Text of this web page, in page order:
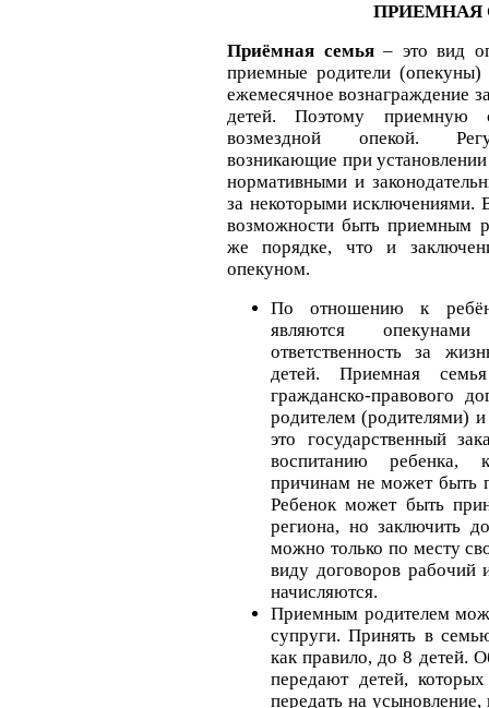
ПРИЕМНАЯ
Приёмная семья– это вид
приемные родители (опекуны)
ежемесячное вознаграждение
детей. Поэтому приемную
возмездной опекой.
возникающие при
нормативными и
за некоторыми исключениями.
возможности быть приемным
же порядке, что и
опекуном.
По отношению к
являются
ответственность за
детей. Приемная
гражданско-правового
родителем (родителями)
это государственный
воспитанию ребенка,
причинам не может быть
Ребенок может быть
региона, но заключить
можно только по месту
виду договоров рабочий
начисляются.
Приемным родителем
супруги. Принять в
как правило, до 8 детей.
передают детей,
передать на